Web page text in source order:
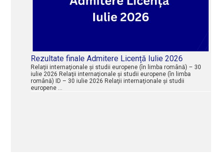
Rezultate finale Admitere Licență Iulie 2026
Relaţii internaţionale şi studii europene (în limba română) – 30
iulie 2026 Relaţii internaţionale şi studii europene (în limba
română) ID – 30 iulie 2026 Relaţii internaţionale şi studii
europene …